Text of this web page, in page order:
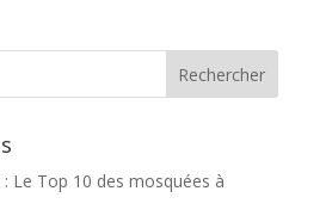
: Le Top 10 des mosquées à